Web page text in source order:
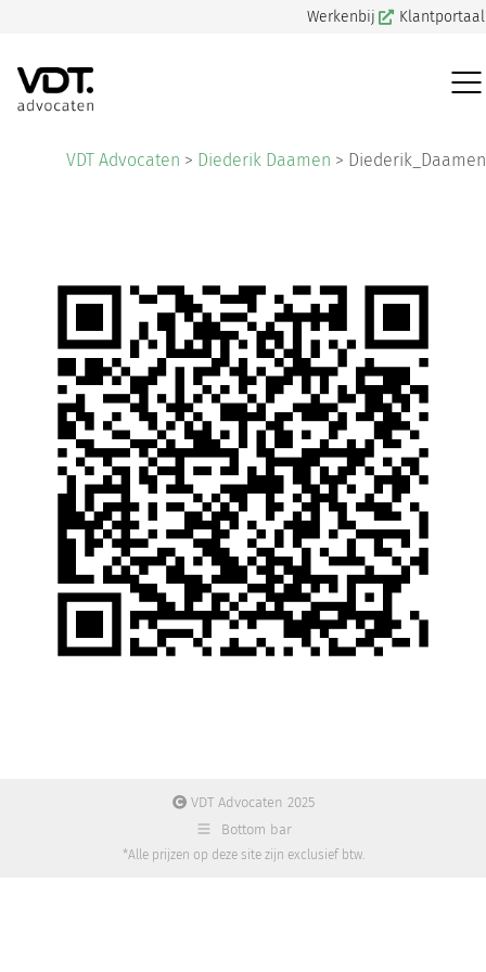
Werkenbij Klantportaal
VDT Advocaten > Diederik Daamen > Diederik_Daamen
VDT Advocaten 2025
Bottom bar
*Alle prijzen op deze site zijn exclusief btw.